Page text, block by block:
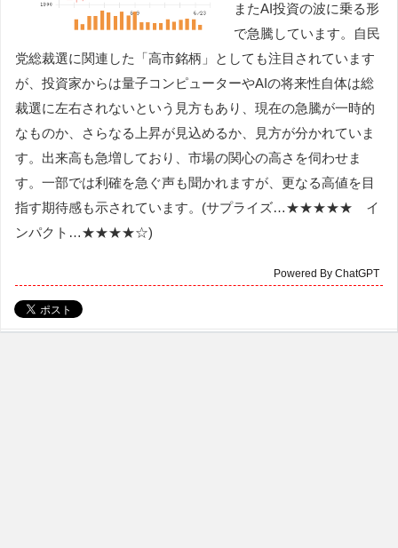
またAI投資の波に乗る形
で急騰しています。自民
党総裁選に関連した「高市銘柄」としても注目されています
が、投資家からは量子コンピューターやAIの将来性自体は総
裁選に左右されないという見方もあり、現在の急騰が一時的
なものか、さらなる上昇が見込めるか、見方が分かれていま
す。出来高も急増しており、市場の関心の高さを伺わせま
す。一部では利確を急ぐ声も聞かれますが、更なる高値を目
指す期待感も示されています。(サプライズ…★★★★★ イ
ンパクト…★★★★☆)
Powered By ChatGPT